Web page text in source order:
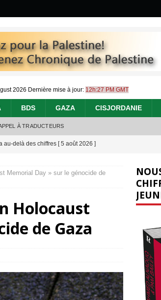
2026 Dernière mise à jour: 12h:27 PM GMT
BDS GAZA CISJORDANIE
À TRADUCTEURS
au-delà des chiffres [ 5 août 2026 ]
paix » à Gaza, les Israéliens multiplie les
d’une poubelle pour leurs déchets
Memorial Day » sur le génocide de
Holocaust
de Gaza